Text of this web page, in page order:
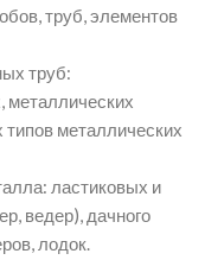
труб, элементов
труб:
металлических
типов металлических
ластиковых и
ведер), дачного
лодок.